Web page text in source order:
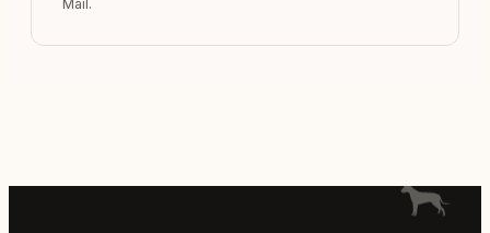
Mail.